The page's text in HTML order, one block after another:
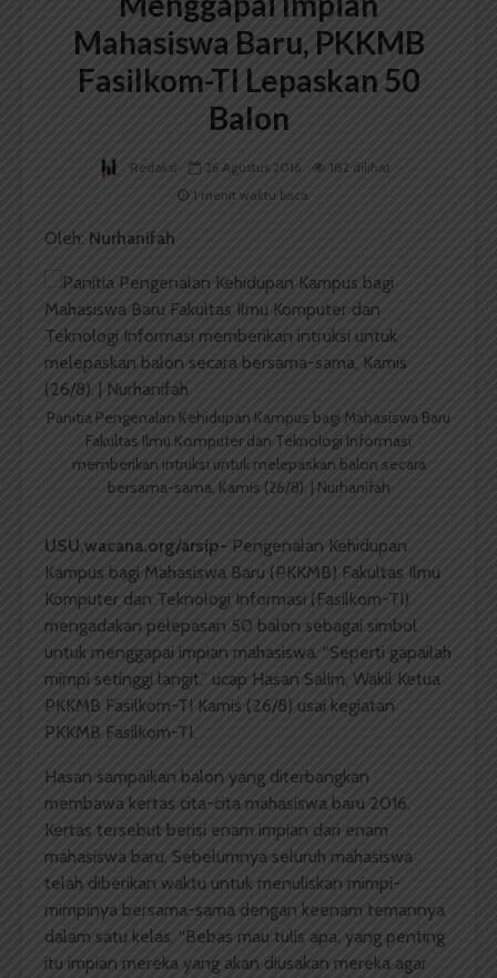
Mahasiswa Baru, PKKMB
Fasilkom-TI Lepaskan 50
Balon
Redaksi 26 Agustus 2016
182 dilihat
1 menit waktu baca
Oleh: Nurhanifah
Panitia Pengenalan Kehidupan Kampus bagi Mahasiswa Baru
Fakultas Ilmu Komputer dan Teknologi Informasi
memberikan intruksi untuk melepaskan balon secara
bersama-sama, Kamis (26/8). | Nurhanifah
USU,wacana.org/arsip- Pengenalan Kehidupan
Kampus bagi Mahasiswa Baru (PKKMB) Fakultas Ilmu
Komputer dan Teknologi Informasi (Fasilkom-TI)
mengadakan pelepasan 50 balon sebagai simbol
untuk menggapai impian mahasiswa. “Seperti gapailah
mimpi setinggi langit,” ucap Hasan Salim, Wakil Ketua
PKKMB Fasilkom-TI Kamis (26/8) usai kegiatan
PKKMB Fasilkom-TI.
Hasan sampaikan balon yang diterbangkan
membawa kertas cita-cita mahasiswa baru 2016.
Kertas tersebut berisi enam impian dari enam
mahasiswa baru. Sebelumnya seluruh mahasiswa
telah diberikan waktu untuk menuliskan mimpi-
mimpinya bersama-sama dengan keenam temannya
dalam satu kelas. “Bebas mau tulis apa, yang penting
itu impian mereka yang akan diusakan mereka agar